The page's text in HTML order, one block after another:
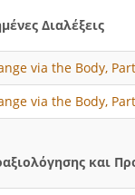
Διαλέξεις
via the Body,
via the Body,
και